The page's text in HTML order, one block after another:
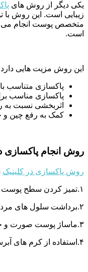
یکی دیگر از روش های
زیبایی است. این روش با
متخصص پوست انجام می
است.
این روش مزیت هایی دارد
پاکسازی متناسب
پاکسازی مناسب
اثربخشی نسبت
کمک به رفع چین
روش انجام پاکسازی
روش پاکسازی در کلینیک
۱.تمیز کردن سطح پوست با استفاده پاک کننده های حرفه ای
۲.برداشت سلول های مرده پوست و تخلیه جوش های سرسیاه
۳.ماساژ پوست صورت و خون رسانی به سطح پوست
۴.استفاده از کرم های آبرسان و مراقبتی پوست